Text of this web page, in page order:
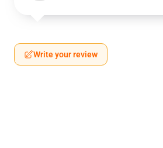
Write your review